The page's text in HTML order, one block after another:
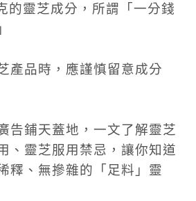
的靈芝成分，所謂「一分錢
產品時，應謹慎留意成分
告鋪天蓋地，一文了解靈芝
、靈芝服用禁忌，讓你知道
釋、無摻雜的「足料」靈